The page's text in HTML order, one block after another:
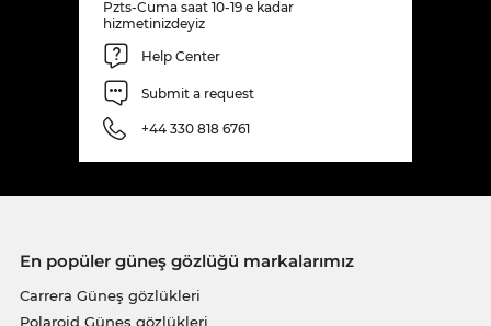
Pzts-Cuma saat 10-19 e kadar
hizmetinizdeyiz
Help Center
Submit a request
+44 330 818 6761
En popüler güneş gözlüğü markalarımız
Carrera Güneş gözlükleri
Polaroid Güneş gözlükleri